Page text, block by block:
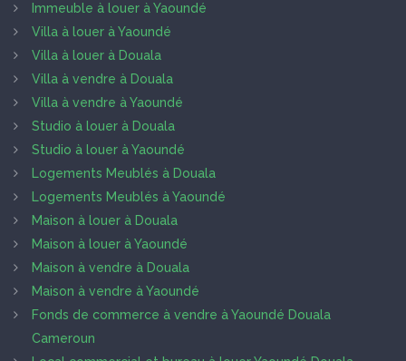
Immeuble à louer à Yaoundé
Villa à louer à Yaoundé
Villa à louer à Douala
Villa à vendre à Douala
Villa à vendre à Yaoundé
Studio à louer à Douala
Studio à louer à Yaoundé
Logements Meublés à Douala
Logements Meublés à Yaoundé
Maison à louer à Douala
Maison à louer à Yaoundé
Maison à vendre à Douala
Maison à vendre à Yaoundé
Fonds de commerce à vendre à Yaoundé Douala
Cameroun